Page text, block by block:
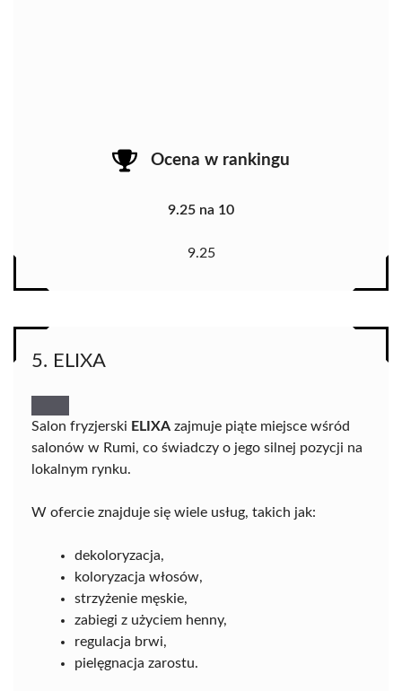
Ocena w rankingu
9.25 na 10
9.25
5. ELIXA
Salon fryzjerski ELIXA zajmuje piąte miejsce wśród
salonów w Rumi, co świadczy o jego silnej pozycji na
lokalnym rynku.
W ofercie znajduje się wiele usług, takich jak:
dekoloryzacja,
koloryzacja włosów,
strzyżenie męskie,
zabiegi z użyciem henny,
regulacja brwi,
pielęgnacja zarostu.